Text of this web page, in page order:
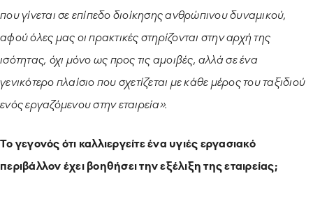
που γίνεται σε επίπεδο διοίκησης ανθρώπινου δυναμικού,
αφού όλες μας οι πρακτικές στηρίζονται στην αρχή της
ισότητας, όχι μόνο ως προς τις αμοιβές, αλλά σε ένα
γενικότερο πλαίσιο που σχετίζεται με κάθε μέρος του ταξιδιού
ενός εργαζόμενου στην εταιρεία».
Το γεγονός ότι καλλιεργείτε ένα υγιές εργασιακό
περιβάλλον έχει βοηθήσει την εξέλιξη της εταιρείας;